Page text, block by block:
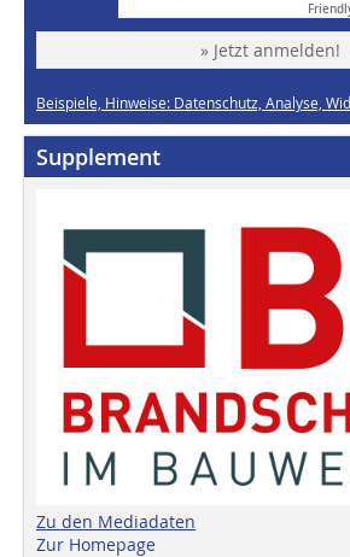
» Jetzt anmelden!
Beispiele, Hinweise: Datenschutz, Analyse,
Supplement
Zu den Mediadaten
Zur Homepage